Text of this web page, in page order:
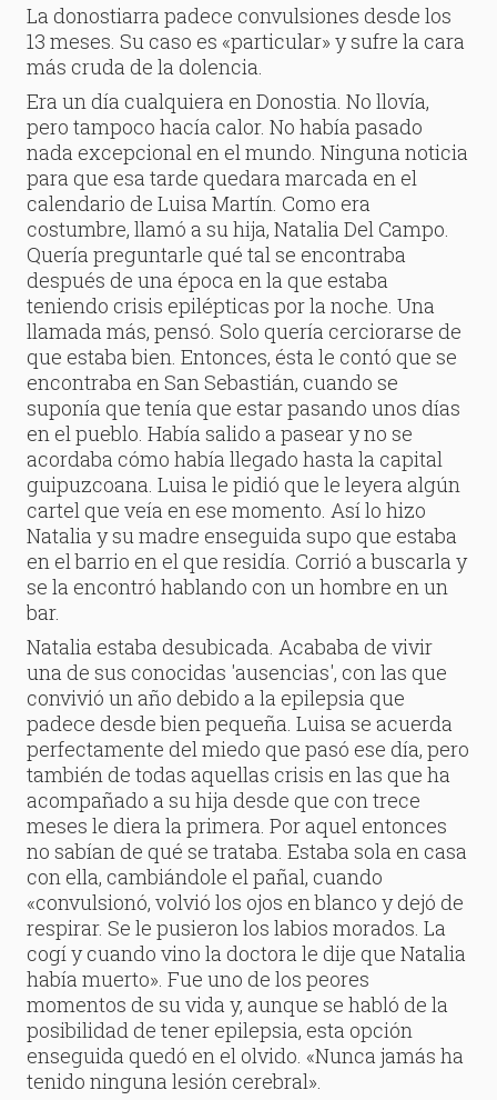
La donostiarra padece convulsiones desde los
13 meses. Su caso es «particular» y sufre la cara
más cruda de la dolencia.
Era un día cualquiera en Donostia. No llovía,
pero tampoco hacía calor. No había pasado
nada excepcional en el mundo. Ninguna noticia
para que esa tarde quedara marcada en el
calendario de Luisa Martín. Como era
costumbre, llamó a su hija, Natalia Del Campo.
Quería preguntarle qué tal se encontraba
después de una época en la que estaba
teniendo crisis epilépticas por la noche. Una
llamada más, pensó. Solo quería cerciorarse de
que estaba bien. Entonces, ésta le contó que se
encontraba en San Sebastián, cuando se
suponía que tenía que estar pasando unos días
en el pueblo. Había salido a pasear y no se
acordaba cómo había llegado hasta la capital
guipuzcoana. Luisa le pidió que le leyera algún
cartel que veía en ese momento. Así lo hizo
Natalia y su madre enseguida supo que estaba
en el barrio en el que residía. Corrió a buscarla y
se la encontró hablando con un hombre en un
bar.
Natalia estaba desubicada. Acababa de vivir
una de sus conocidas 'ausencias', con las que
convivió un año debido a la epilepsia que
padece desde bien pequeña. Luisa se acuerda
perfectamente del miedo que pasó ese día, pero
también de todas aquellas crisis en las que ha
acompañado a su hija desde que con trece
meses le diera la primera. Por aquel entonces
no sabían de qué se trataba. Estaba sola en casa
con ella, cambiándole el pañal, cuando
«convulsionó, volvió los ojos en blanco y dejó de
respirar. Se le pusieron los labios morados. La
cogí y cuando vino la doctora le dije que Natalia
había muerto». Fue uno de los peores
momentos de su vida y, aunque se habló de la
posibilidad de tener epilepsia, esta opción
enseguida quedó en el olvido. «Nunca jamás ha
tenido ninguna lesión cerebral».